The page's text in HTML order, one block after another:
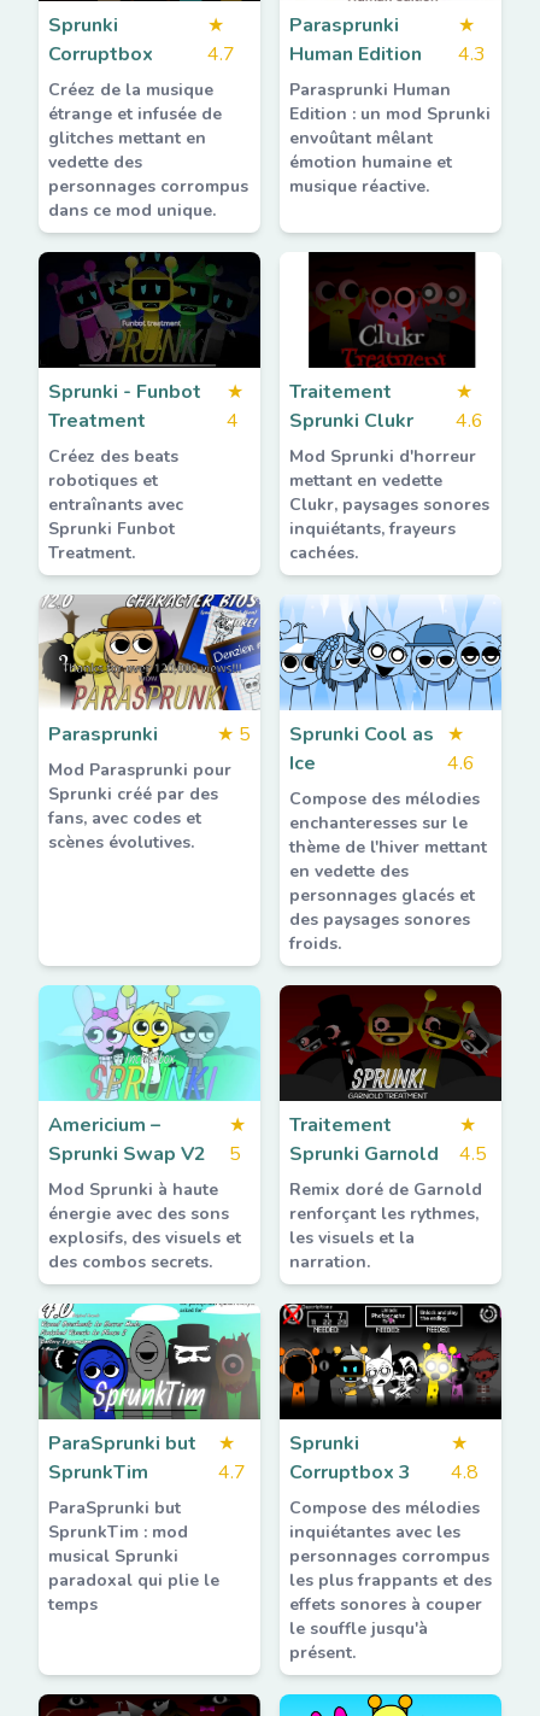
Sprunki
Corruptbox
★
4.7
Créez de la musique
étrange et infusée de
glitches mettant en
vedette des
personnages corrompus
dans ce mod unique.
Parasprunki
Human Edition
★
4.3
Parasprunki Human
Edition : un mod Sprunki
envoûtant mêlant
émotion humaine et
musique réactive.
Sprunki - Funbot
Treatment
★
4
Créez des beats
robotiques et
entraînants avec
Sprunki Funbot
Treatment.
Traitement
Sprunki Clukr
★
4.6
Mod Sprunki d'horreur
mettant en vedette
Clukr, paysages sonores
inquiétants, frayeurs
cachées.
Parasprunki ★ 5
Mod Parasprunki pour
Sprunki créé par des
fans, avec codes et
scènes évolutives.
Sprunki Cool as
Ice
★
4.6
Compose des mélodies
enchanteresses sur le
thème de l'hiver mettant
en vedette des
personnages glacés et
des paysages sonores
froids.
Americium –
Sprunki Swap V2
★
5
Mod Sprunki à haute
énergie avec des sons
explosifs, des visuels et
des combos secrets.
Traitement
Sprunki Garnold
★
4.5
Remix doré de Garnold
renforçant les rythmes,
les visuels et la
narration.
ParaSprunki but
SprunkTim
★
4.7
ParaSprunki but
SprunkTim : mod
musical Sprunki
paradoxal qui plie le
temps
Sprunki
Corruptbox 3
★
4.8
Compose des mélodies
inquiétantes avec les
personnages corrompus
les plus frappants et des
effets sonores à couper
le souffle jusqu'à
présent.